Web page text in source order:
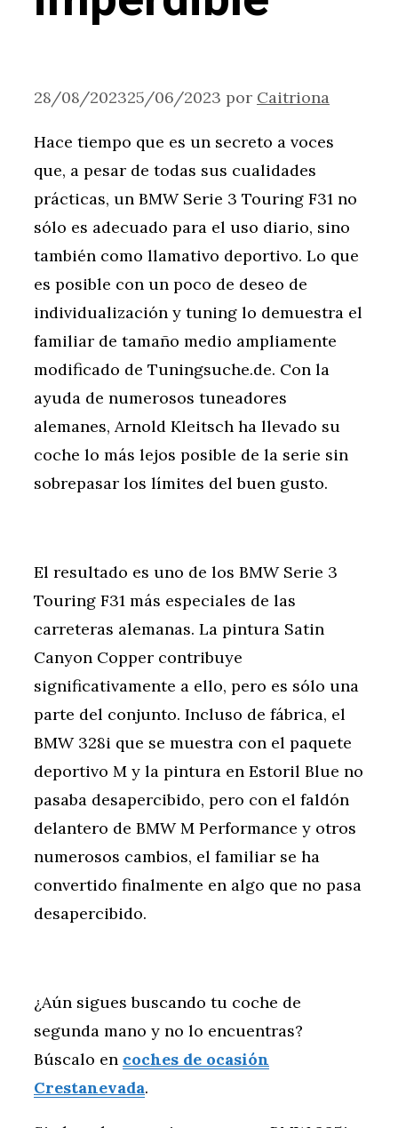
28/08/202325/06/2023 por Caitriona
Hace tiempo que es un secreto a voces
que, a pesar de todas sus cualidades
prácticas, un BMW Serie 3 Touring F31 no
sólo es adecuado para el uso diario, sino
también como llamativo deportivo. Lo que
es posible con un poco de deseo de
individualización y tuning lo demuestra el
familiar de tamaño medio ampliamente
modificado de Tuningsuche.de. Con la
ayuda de numerosos tuneadores
alemanes, Arnold Kleitsch ha llevado su
coche lo más lejos posible de la serie sin
sobrepasar los límites del buen gusto.
El resultado es uno de los BMW Serie 3
Touring F31 más especiales de las
carreteras alemanas. La pintura Satin
Canyon Copper contribuye
significativamente a ello, pero es sólo una
parte del conjunto. Incluso de fábrica, el
BMW 328i que se muestra con el paquete
deportivo M y la pintura en Estoril Blue no
pasaba desapercibido, pero con el faldón
delantero de BMW M Performance y otros
numerosos cambios, el familiar se ha
convertido finalmente en algo que no pasa
desapercibido.
¿Aún sigues buscando tu coche de
segunda mano y no lo encuentras?
Búscalo en coches de ocasión
Crestanevada.